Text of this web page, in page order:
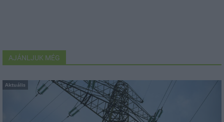
AJÁNLJUK MÉG
Aktuális